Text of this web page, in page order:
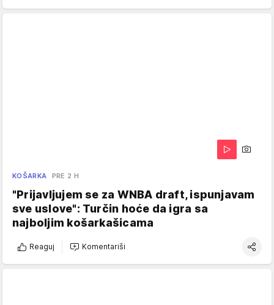
KOŠARKA PRE 2 H
"Prijavljujem se za WNBA draft, ispunjavam
sve uslove": Turčin hoće da igra sa
najboljim košarkašicama
Reaguj Komentariši